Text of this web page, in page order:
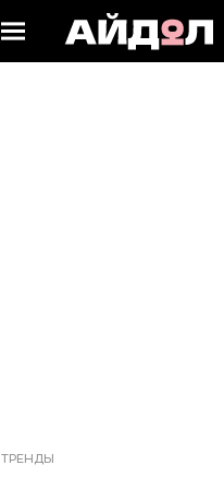
ТРЕНДЫ